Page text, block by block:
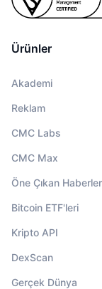
Ürünler
Akademi
Reklam
CMC Labs
CMC Max
Öne Çıkan Haberler
Bitcoin ETF'leri
Kripto API
DexScan
Gerçek Dünya